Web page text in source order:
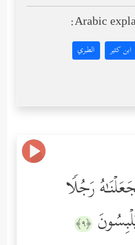
Arabic
ابن كثير الطبري
رَجُلࣰا
﴿٩﴾